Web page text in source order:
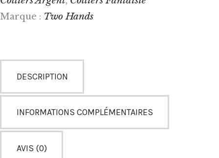
Marque : Two Hands
DESCRIPTION
INFORMATIONS COMPLÉMENTAIRES
AVIS (0)